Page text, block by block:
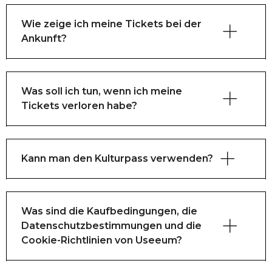
Das Ticketportal ist neu, und wir arbeiten
daran, alle dänischen Museen einzubinden.
kaufen, die du hier siehst, aber wir hoffen, dass
du in Zukunft Tickets für noch mehr Museen
erwerben kannst.
Wie zeige ich meine Tickets bei der
Ankunft?
Was soll ich tun, wenn ich meine
Tickets verloren habe?
Kann man den Kulturpass verwenden?
Was sind die Kaufbedingungen, die
Datenschutzbestimmungen und die
Cookie-Richtlinien von Useeum?